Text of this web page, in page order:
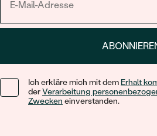
Ich erkläre mich mit dem Erhalt
derVerarbeitung
Zwecken einverstanden.